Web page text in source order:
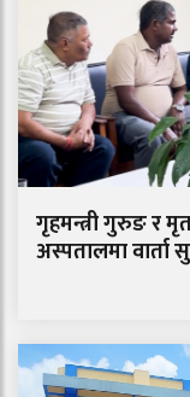
गृहमन्त्री गुरुङ र
अस्पतालमा वार्ता